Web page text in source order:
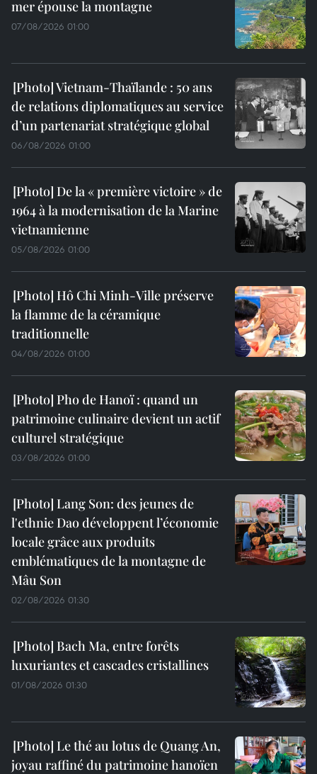
mer épouse la montagne
07/08/2026 01:00
Vietnam-Thaïlande : 50 ans
de relations diplomatiques au service
d’un partenariat stratégique global
06/08/2026 01:00
De la « première victoire » de
1964 à la modernisation de la Marine
vietnamienne
05/08/2026 01:00
Hô Chi Minh-Ville préserve
la flamme de la céramique
traditionnelle
04/08/2026 01:00
Pho de Hanoï : quand un
patrimoine culinaire devient un actif
culturel stratégique
03/08/2026 01:00
Lang Son: des jeunes de
l'ethnie Dao développent l’économie
locale grâce aux produits
emblématiques de la montagne de
Mâu Son
02/08/2026 01:30
Bach Ma, entre forêts
luxuriantes et cascades cristallines
01/08/2026 01:30
Le thé au lotus de Quang An,
joyau raffiné du patrimoine hanoïen